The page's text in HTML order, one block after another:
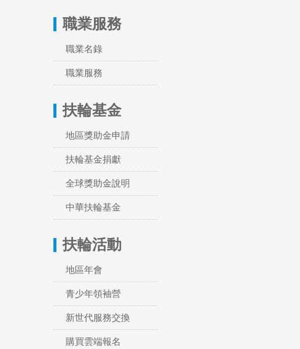
職業服務
職業名錄
職業服務
扶輪基金
地區獎助金申請
扶輪基金捐獻
全球獎助金說明
中華扶輪基金
扶輪活動
地區年會
青少年領袖營
新世代服務交換
購買雲端報名